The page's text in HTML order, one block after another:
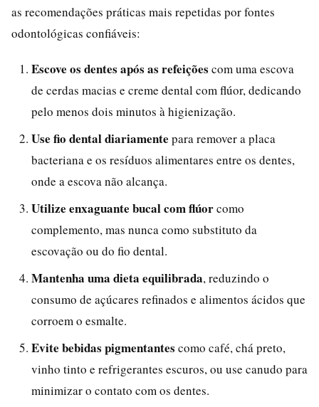
as recomendações práticas mais repetidas por fontes
odontológicas confiáveis:
Escove os dentes após as refeições com uma escova
de cerdas macias e creme dental com flúor, dedicando
pelo menos dois minutos à higienização.
Use fio dental diariamente para remover a placa
bacteriana e os resíduos alimentares entre os dentes,
onde a escova não alcança.
Utilize enxaguante bucal com flúorcomo
complemento, mas nunca como substituto da
escovação ou do fio dental.
Mantenha uma dieta equilibrada, reduzindo o
consumo de açúcares refinados e alimentos ácidos que
corroem o esmalte.
Evite bebidas pigmentantes como café, chá preto,
vinho tinto e refrigerantes escuros, ou use canudo para
minimizar o contato com os dentes.